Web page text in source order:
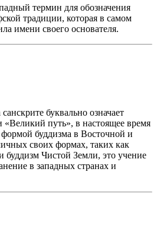
термин для обозначения
традиции, которая в самом
имени своего основателя.
буквально означает
«Великий путь», в настоящее время
буддизма в Восточной и
своих формах, таких как
буддизм Чистой Земли, это учение
в западных странах и